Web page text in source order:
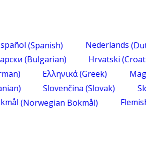
(Spanish) Nederlands (
(Bulgarian) Hrvatski (
) Ελληνικά(Greek)
) Slovenčina (Slovak)
(Norwegian Bokmål)